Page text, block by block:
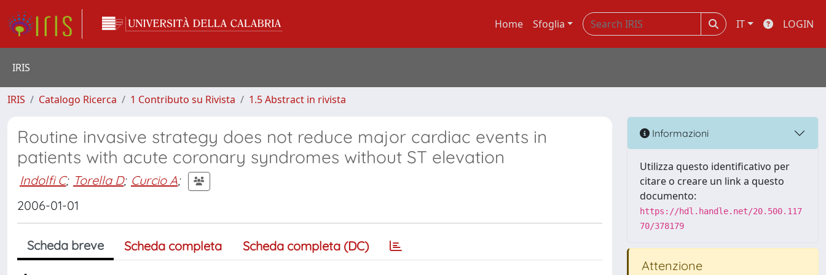
Home Sfoglia IT LOGIN
IRIS
IRIS Catalogo Ricerca 1 Contributo su Rivista 1.5 Abstract in rivista
Routine invasive strategy does not reduce major cardiac events in
patients with acute coronary syndromes without ST elevation
Indolfi C; Torella D; Curcio A;
2006-01-01
Scheda breve Scheda completa Scheda completa (DC)
Informazioni
Utilizza questo identificativo per
citare o creare un link a questo
documento:
https://hdl.handle.net/20.500.117
70/378179
Attenzione